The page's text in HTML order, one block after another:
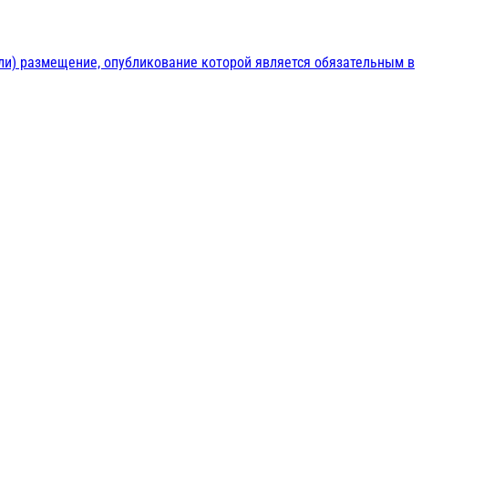
размещение, опубликование которой является обязательным в